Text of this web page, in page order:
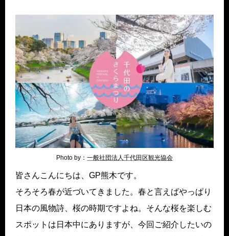
Photo by： 一般社団法人千代田区観光協会
皆さんこんにちは、GP熊木です。
そろそろ春が近づいてきました。春と言えばやっぱり
日本の風物詩、桜の時期ですよね。そんな桜を楽しむ
スポットは日本中にありますが、今回ご紹介したいの